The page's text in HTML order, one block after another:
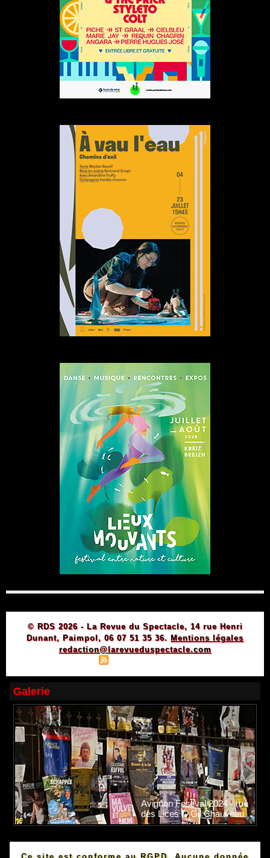
© RDS 2026 - La Revue du Spectacle, 14 rue Henri
Dunant, Paimpol, 06 07 51 35 36. Mentions légales
redaction@larevueduspectacle.com
Galerie
Avignon Festival 2024 - rue
des Lices © Gil Chauveau.